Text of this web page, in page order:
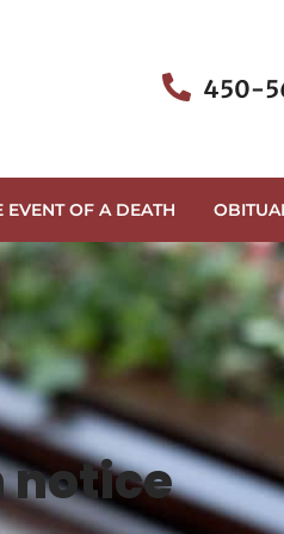
450-
EVENT OF A DEATH
notice